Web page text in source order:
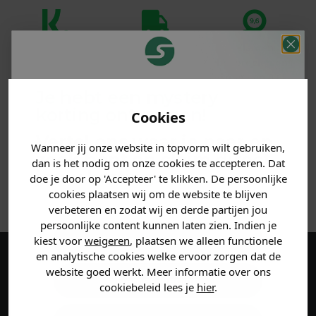
Cookies
Wanneer jij onze website in topvorm wilt gebruiken,
dan is het nodig om onze cookies te accepteren. Dat
doe je door op 'Accepteer' te klikken. De persoonlijke
cookies plaatsen wij om de website te blijven
verbeteren en zodat wij en derde partijen jou
persoonlijke content kunnen laten zien. Indien je
kiest voor weigeren, plaatsen we alleen functionele
en analytische cookies welke ervoor zorgen dat de
website goed werkt. Meer informatie over ons
cookiebeleid lees je hier.
Voor 23:59 besteld
is morgen in huis!*
met een 9,6!
PRODUCTINFORMATIE
MATERIAAL & WASVOORSCHRIFT
ANDERE BESTELDEN OOK
Maak een account aan en ontvang 5%
korting op je eerste bestelling!
korting ontvangen!
Vertel ons waar je naar op
zoek bent en claim direct
jouwkorting.
Heren kleding
Dames kleding